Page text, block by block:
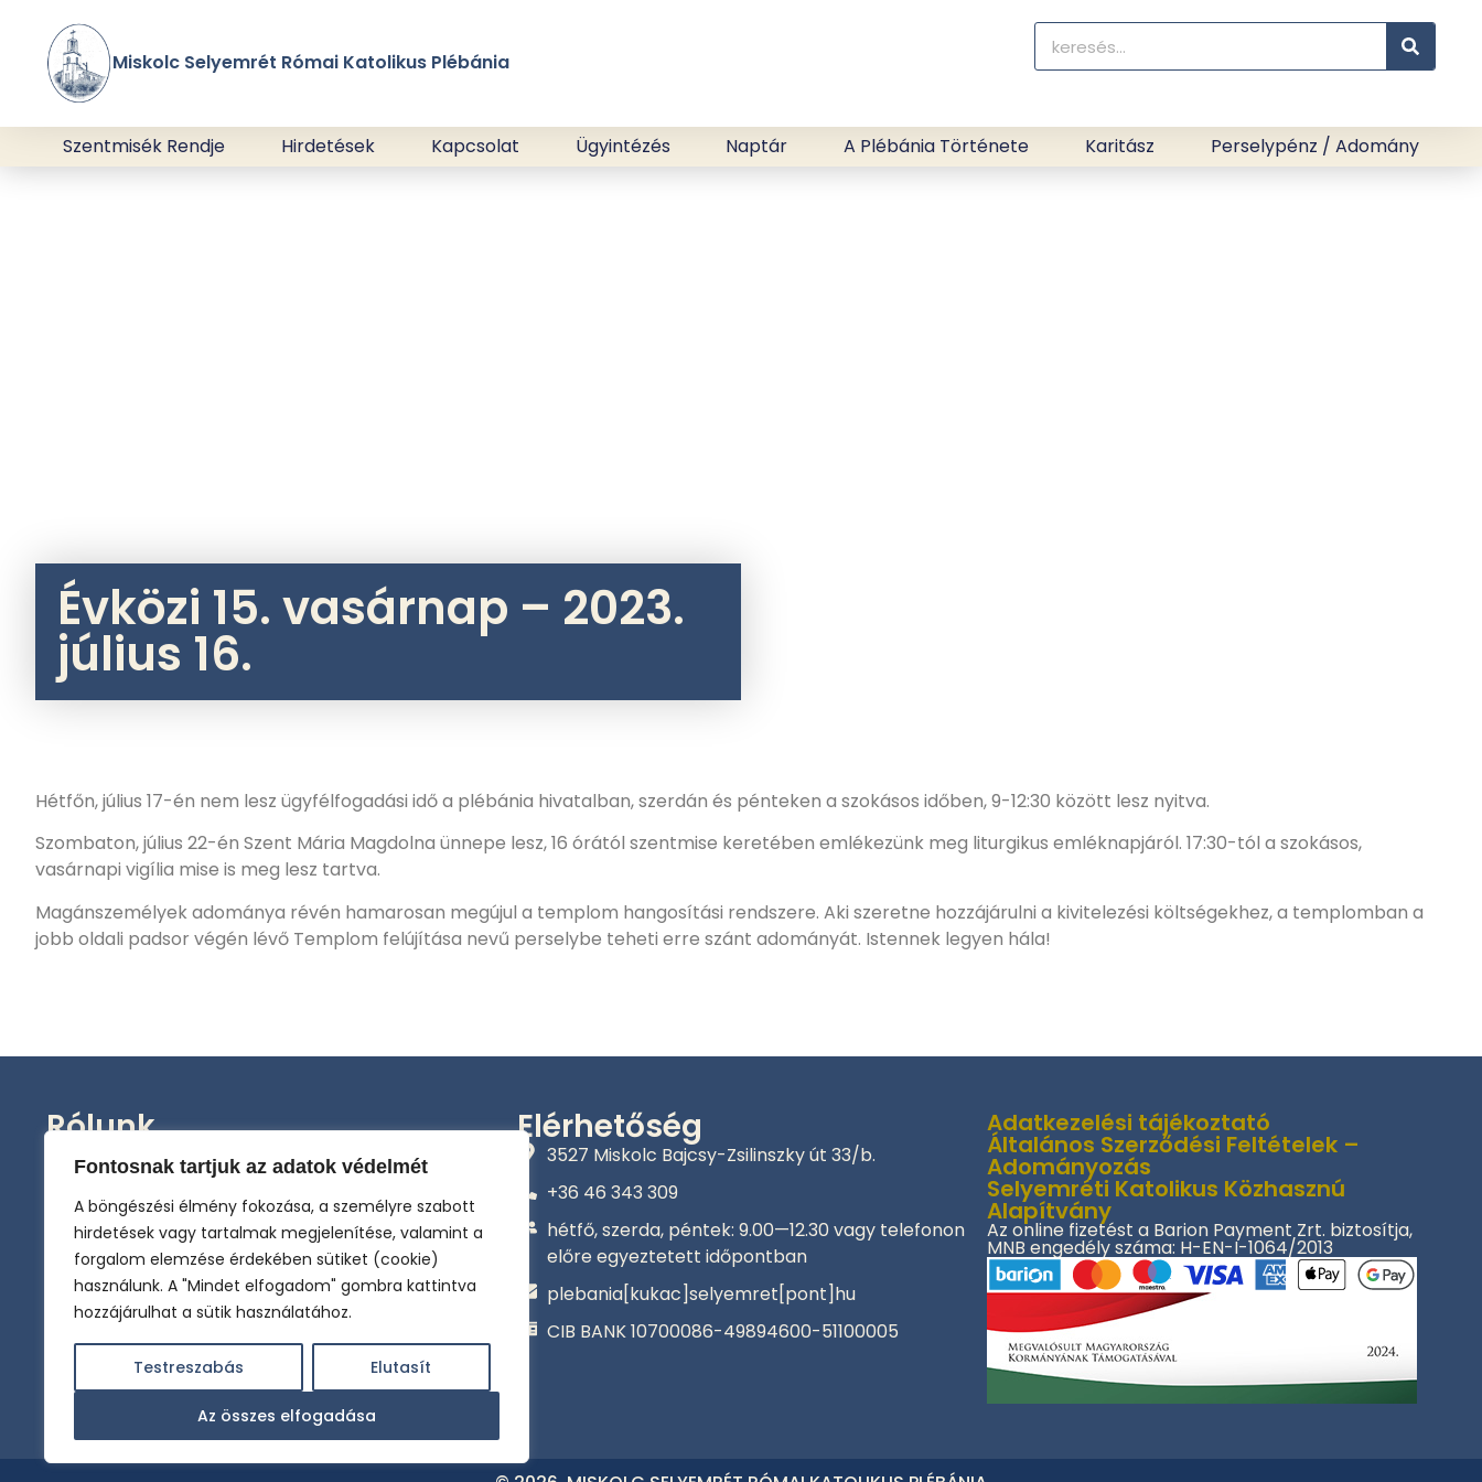
Fontosnak tartjuk az adatok védelmét
A böngészési élmény fokozása, a személyre szabott
hirdetések vagy tartalmak megjelenítése, valamint a
forgalom elemzése érdekében sütiket (cookie)
használunk. A "Mindet elfogadom" gombra kattintva
hozzájárulhat a sütik használatához.
Testreszabás Elutasít
Az összes elfogadása
Miskolc Selyemrét Római Katolikus Plébánia
Szentmisék Rendje Hirdetések Kapcsolat Ügyintézés Naptár A Plébánia Története Karitász Perselypénz / Adomány
Évközi 15. vasárnap – 2023.
július 16.
Hétfőn, július 17-én nem lesz ügyfélfogadási idő a plébánia hivatalban, szerdán és pénteken a szokásos időben, 9-12:30 között lesz nyitva.
Szombaton, július 22-én Szent Mária Magdolna ünnepe lesz, 16 órától szentmise keretében emlékezünk meg liturgikus emléknapjáról. 17:30-tól a szokásos,
vasárnapi vigília mise is meg lesz tartva.
Magánszemélyek adománya révén hamarosan megújul a templom hangosítási rendszere. Aki szeretne hozzájárulni a kivitelezési költségekhez, a templomban a
jobb oldali padsor végén lévő Templom felújítása nevű perselybe teheti erre szánt adományát. Istennek legyen hála!
Rólunk
Ön a Miskolc Selyemrét Római Katolikus Plébánia
hivatalos honlapját látogatja. A plébánia-templom
titulusa Szent István király. A plébánia az Egri
Főegyházmegyéhez és az egy, szent, katolikus és
apostoli Anyaszentegyházhoz tartozik XIV Leó
Pápa, Szent Péter utódja, Róma püspökének
primátusa által garantált egységben minden
katolikus kereszténnyel.
Elérhetőség
3527 Miskolc Bajcsy-Zsilinszky út 33/b.
+36 46 343 309‬
hétfő, szerda, péntek: 9.00—12.30 vagy telefonon
előre egyeztetett időpontban
plebania[kukac]selyemret[pont]hu
CIB BANK 10700086-49894600-51100005
Adatkezelési tájékoztató
Általános Szerződési Feltételek –
Adományozás
Selyemréti Katolikus Közhasznú
Alapítvány
Az online fizetést a Barion Payment Zrt. biztosítja,
MNB engedély száma: H-EN-I-1064/2013